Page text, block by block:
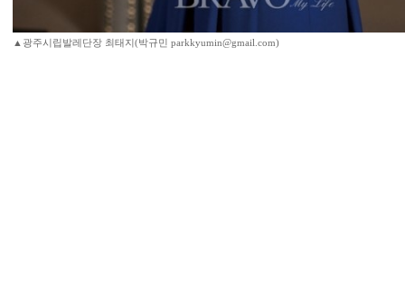
▲광주시립발레단장 최태지(박규민 parkkyumin@gmail.com)